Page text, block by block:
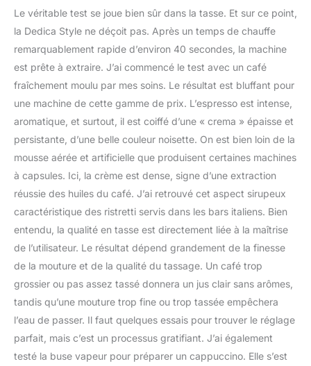
Le véritable test se joue bien sûr dans la tasse. Et sur ce point,
la Dedica Style ne déçoit pas. Après un temps de chauffe
remarquablement rapide d’environ 40 secondes, la machine
est prête à extraire. J’ai commencé le test avec un café
fraîchement moulu par mes soins. Le résultat est bluffant pour
une machine de cette gamme de prix. L’espresso est intense,
aromatique, et surtout, il est coiffé d’une « crema » épaisse et
persistante, d’une belle couleur noisette. On est bien loin de la
mousse aérée et artificielle que produisent certaines machines
à capsules. Ici, la crème est dense, signe d’une extraction
réussie des huiles du café. J’ai retrouvé cet aspect sirupeux
caractéristique des ristretti servis dans les bars italiens. Bien
entendu, la qualité en tasse est directement liée à la maîtrise
de l’utilisateur. Le résultat dépend grandement de la finesse
de la mouture et de la qualité du tassage. Un café trop
grossier ou pas assez tassé donnera un jus clair sans arômes,
tandis qu’une mouture trop fine ou trop tassée empêchera
l’eau de passer. Il faut quelques essais pour trouver le réglage
parfait, mais c’est un processus gratifiant. J’ai également
testé la buse vapeur pour préparer un cappuccino. Elle s’est